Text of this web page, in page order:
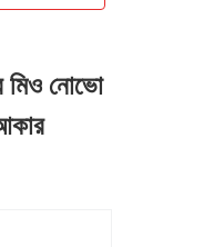
মিও নোভো